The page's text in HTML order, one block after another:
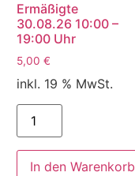
Ermäßigte
30.08.26 10:00 –
19:00 Uhr
5,00 €
inkl. 19 % MwSt.
In den Warenkorb